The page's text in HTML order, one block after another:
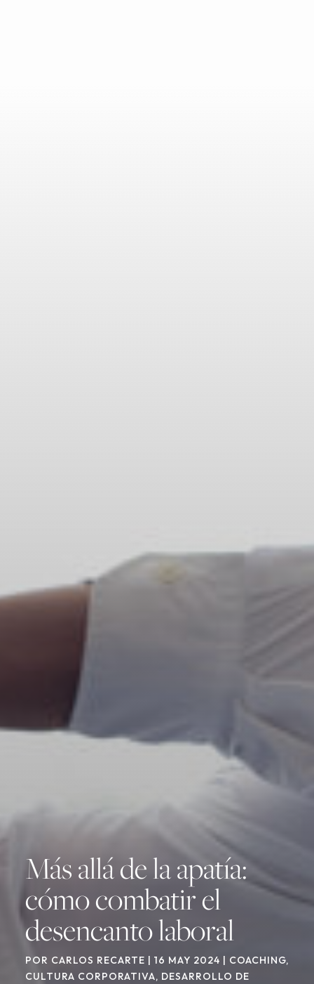
Más allá de la apatía:
cómo combatir el
desencanto laboral
POR CARLOS RECARTE | 16 MAY 2024 | COACHING,
CULTURA CORPORATIVA, DESARROLLO DE